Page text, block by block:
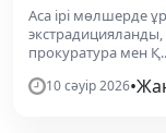
Аса ірі мөлшерде
прокуратура мен
10 сәуір 2026•